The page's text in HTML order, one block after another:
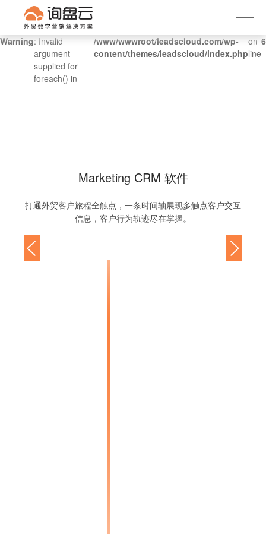
首页
产品服务
客户案例
Warning: Invalid
argument
supplied for
foreach() in
/www/wwwroot/leadscloud.com/wp-
content/themes/leadscloud/index.php
on
line
6
Marketing CRM 软件
打通外贸客户旅程全触点，一条时间轴展现多触点客户交互
信息，客户行为轨迹尽在掌握。
下载APP